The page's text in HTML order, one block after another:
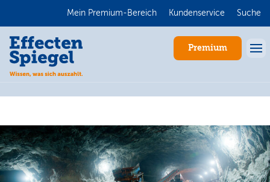
Mein Premium-Bereich Kundenservice Suche
Premium